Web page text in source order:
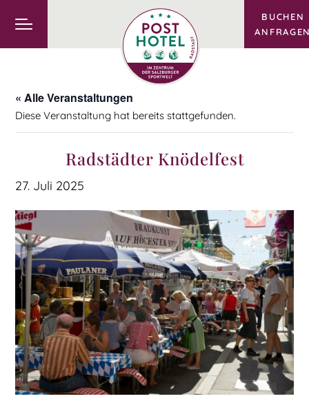
BUCHEN
« Alle Veranstaltungen
Diese Veranstaltung hat bereits stattgefunden.
Radstädter Knödelfest
27. Juli 2025